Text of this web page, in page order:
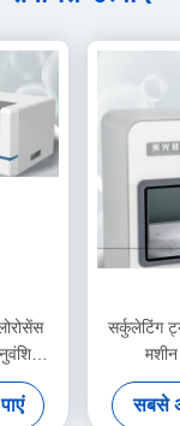
सर्कुलेटिंग
सबसे